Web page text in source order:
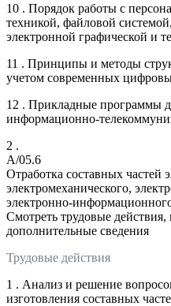
10 . Порядок работы с
техникой, файловой
электронной графической и
11 . Принципы и методы
учетом современных
12 . Прикладные программы
информационно-
2 .
A/05.6
Отработка составных частей
электромеханического,
электронно-
Смотреть трудовые
дополнительные сведения
Трудовые действия
1 . Анализ и решение
изготовления составных